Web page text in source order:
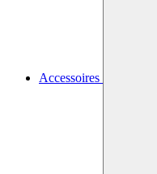
Accessoires